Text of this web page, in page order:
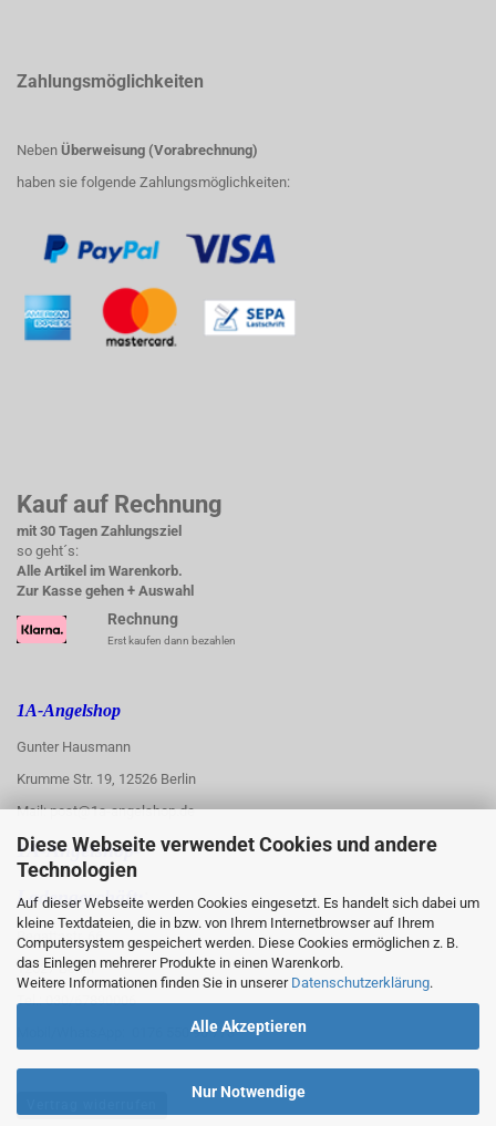
Diese Webseite verwendet Cookies und andere
Technologien
Auf dieser Webseite werden Cookies eingesetzt. Es handelt sich dabei um
kleine Textdateien, die in bzw. von Ihrem Internetbrowser auf Ihrem
Computersystem gespeichert werden. Diese Cookies ermöglichen z. B.
das Einlegen mehrerer Produkte in einen Warenkorb.
Weitere Informationen finden Sie in unserer Datenschutzerklärung.
Alle Akzeptieren
Nur Notwendige
Zahlungsmöglichkeiten
Neben Überweisung (Vorabrechnung)
haben sie folgende Zahlungsmöglichkeiten:
Kauf auf Rechnung
mit 30 Tagen Zahlungsziel
so geht´s:
Alle Artikel im Warenkorb.
Zur Kasse gehen + Auswahl
Rechnung
Erst kaufen dann bezahlen
1A-Angelshop
Gunter Hausmann
Krumme Str. 19, 12526 Berlin
Mail: post@1a-angelshop.de
1A-Angelshop-
Ladengeschäft::
Regattastr. 66
12527 Berlin
Tel.: 030/67890006
Mobil/WhatsApp: 0176 550 90 773